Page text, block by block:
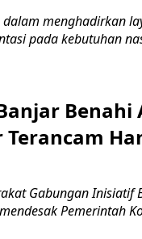
dalam menghadirkan
pada kebutuhan
Benahi
Gabungan Inisiatif
Pemerintah